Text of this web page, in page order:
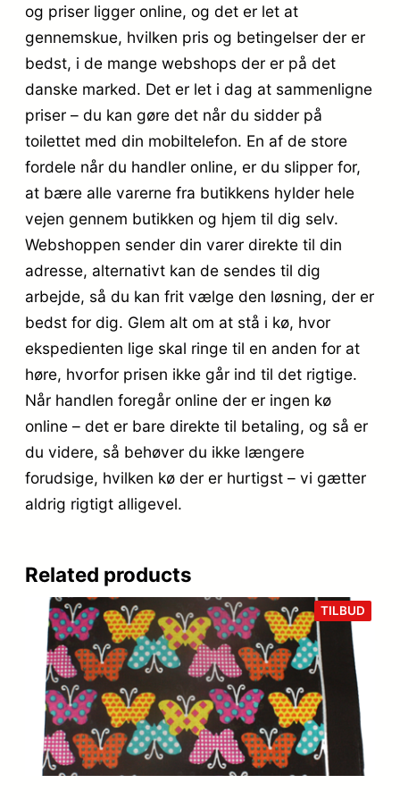
og priser ligger online, og det er let at
gennemskue, hvilken pris og betingelser der er
bedst, i de mange webshops der er på det
danske marked. Det er let i dag at sammenligne
priser – du kan gøre det når du sidder på
toilettet med din mobiltelefon. En af de store
fordele når du handler online, er du slipper for,
at bære alle varerne fra butikkens hylder hele
vejen gennem butikken og hjem til dig selv.
Webshoppen sender din varer direkte til din
adresse, alternativt kan de sendes til dig
arbejde, så du kan frit vælge den løsning, der er
bedst for dig. Glem alt om at stå i kø, hvor
ekspedienten lige skal ringe til en anden for at
høre, hvorfor prisen ikke går ind til det rigtige.
Når handlen foregår online der er ingen kø
online – det er bare direkte til betaling, og så er
du videre, så behøver du ikke længere
forudsige, hvilken kø der er hurtigst – vi gætter
aldrig rigtigt alligevel.
Related products
TILBUD
PÅ